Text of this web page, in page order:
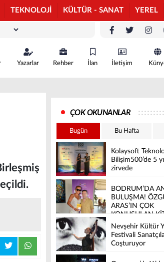
TEKNOLOJİ KÜLTÜR - SANAT YEREL
Yazarlar Rehber İlan İletişim
ÇOK OKUNANLAR
Bugün Bu Hafta
Kolaysoft
Bilişim500’de 5
zirvede
BODRUM’DA
BULUŞMA!
ARAS’IN ÇOK
KONUŞULAN
BASKISINI
LUXURY
BODRUM’DA
Nevşehir Kültür
Festivali
Coşturuyor